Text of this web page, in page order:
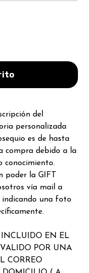
del
personalizada
es de hasta
compra debido a la
conocimiento.
poder la GIFT
vía mail a
indicando una foto
INCLUIDO EN EL
POR UNA
CORREO